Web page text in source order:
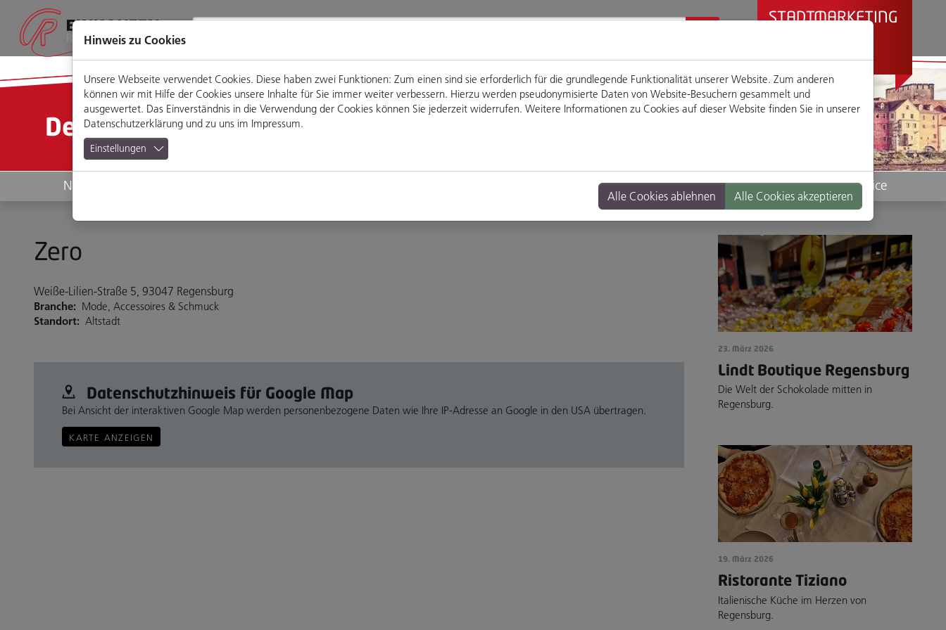
Seiteninhalt
Hauptmenü
Footermenü
Website-
Suche
STADTMARKETING
PRÄSENTIERT
Detailansicht
News Veranstaltungen Standorte Service
Zero
Weiße-Lilien-Straße 5, 93047 Regensburg
Branche: Mode, Accessoires & Schmuck
Standort: Altstadt
Datenschutz­hinweis für Google Map
Bei Ansicht der interaktiven Google Map werden personenbezogene Daten wie Ihre IP-Adresse an Google in den USA übertragen.
KARTE ANZEIGEN
23. März 2026
Lindt Boutique Regensburg
Die Welt der Schokolade mitten in
Regensburg.
19. März 2026
Ristorante Tiziano
Italienische Küche im Herzen von
Regensburg.
Hinweis zu Cookies
Unsere Webseite verwendet Cookies. Diese haben zwei Funktionen: Zum einen sind sie erforderlich für die grundlegende Funktionalität unserer Website. Zum anderen
können wir mit Hilfe der Cookies unsere Inhalte für Sie immer weiter verbessern. Hierzu werden pseudonymisierte Daten von Website-Besuchern gesammelt und
ausgewertet. Das Einverständnis in die Verwendung der Cookies können Sie jederzeit widerrufen. Weitere Informationen zu Cookies auf dieser Website finden Sie in unserer
Datenschutzerklärung und zu uns im Impressum.
Einstellungen
Alle Cookies ablehnen Alle Cookies akzeptieren